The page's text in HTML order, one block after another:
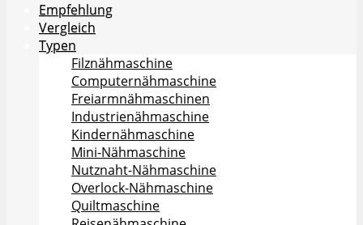
Empfehlung
Vergleich
Typen
Filznähmaschine
Computernähmaschine
Freiarmnähmaschinen
Industrienähmaschine
Kindernähmaschine
Mini-Nähmaschine
Nutznaht-Nähmaschine
Overlock-Nähmaschine
Quiltmaschine